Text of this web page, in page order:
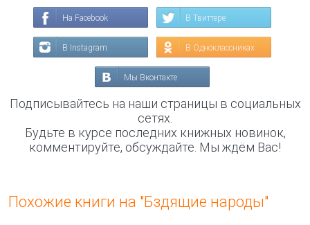
На Facebook В Твиттере
В Instagram В Одноклассниках
Мы Вконтакте
Подписывайтесь на наши страницы в социальных
сетях.
Будьте в курсе последних книжных новинок,
комментируйте, обсуждайте. Мы ждём Вас!
Похожие книги на "Бздящие народы"